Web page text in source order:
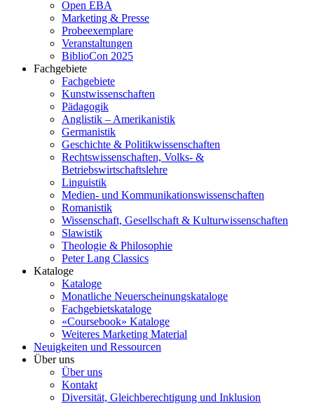
Open EBA
Marketing & Presse
Probeexemplare
Veranstaltungen
BiblioCon 2025
Fachgebiete
Fachgebiete
Kunstwissenschaften
Pädagogik
Anglistik – Amerikanistik
Germanistik
Geschichte & Politikwissenschaften
Rechtswissenschaften, Volks- &
Betriebswirtschaftslehre
Linguistik
Medien- und Kommunikationswissenschaften
Romanistik
Wissenschaft, Gesellschaft & Kulturwissenschaften
Slawistik
Theologie & Philosophie
Peter Lang Classics
Kataloge
Kataloge
Monatliche Neuerscheinungskataloge
Fachgebietskataloge
«Coursebook» Kataloge
Weiteres Marketing Material
Neuigkeiten und Ressourcen
Über uns
Über uns
Kontakt
Diversität, Gleichberechtigung und Inklusion